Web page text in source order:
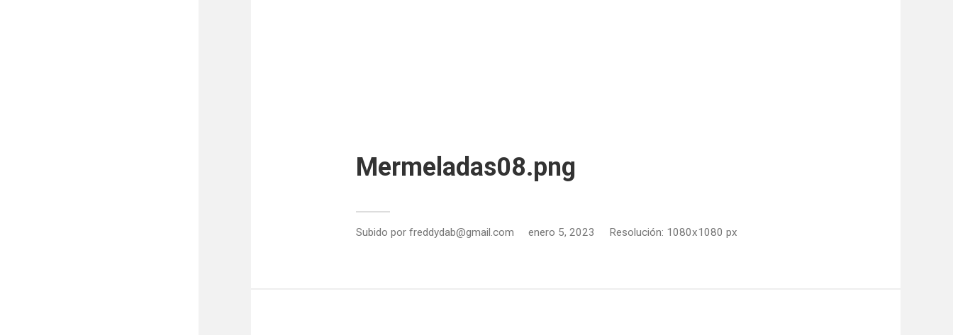
Mermeladas08.png
Subido por freddydab@gmail.com enero 5, 2023 Resolución: 1080x1080 px